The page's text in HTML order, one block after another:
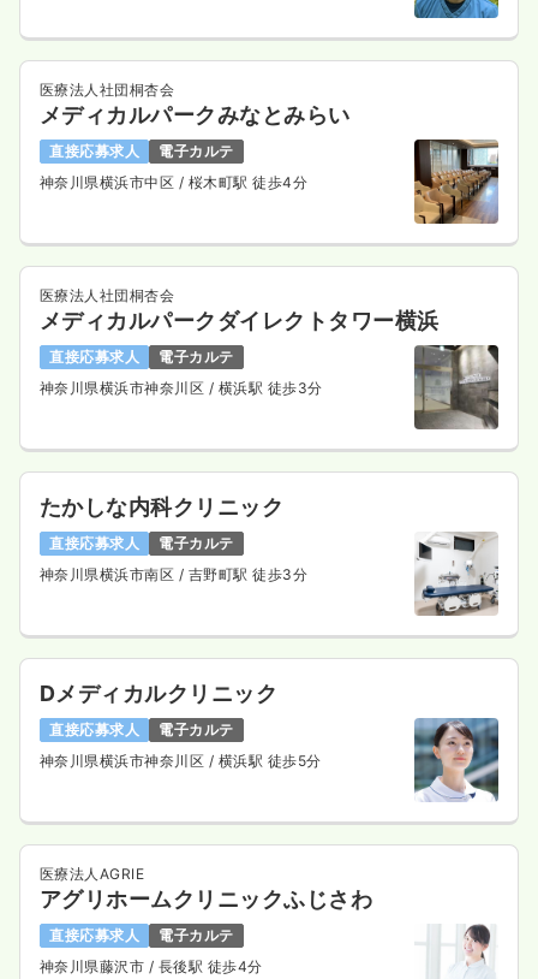
医療法人社団桐杏会
メディカルパークみなとみらい
直接応募求人
電子カルテ
神奈川県横浜市中区 / 桜木町駅 徒歩4分
医療法人社団桐杏会
メディカルパークダイレクトタワー横浜
直接応募求人
電子カルテ
神奈川県横浜市神奈川区 / 横浜駅 徒歩3分
たかしな内科クリニック
直接応募求人
電子カルテ
神奈川県横浜市南区 / 吉野町駅 徒歩3分
Dメディカルクリニック
直接応募求人
電子カルテ
神奈川県横浜市神奈川区 / 横浜駅 徒歩5分
医療法人AGRIE
アグリホームクリニックふじさわ
直接応募求人
電子カルテ
神奈川県藤沢市 / 長後駅 徒歩4分